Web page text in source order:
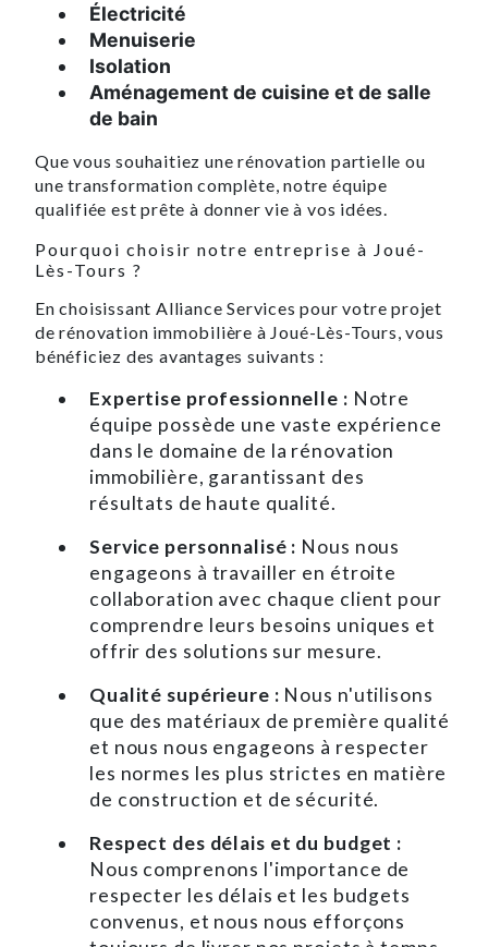
Électricité
Menuiserie
Isolation
Aménagement de cuisine et de salle
de bain
Que vous souhaitiez une rénovation partielle ou
une transformation complète, notre équipe
qualifiée est prête à donner vie à vos idées.
Pourquoi choisir notre entreprise à Joué-
Lès-Tours ?
En choisissant Alliance Services pour votre projet
de rénovation immobilière à Joué-Lès-Tours, vous
bénéficiez des avantages suivants :
Expertise professionnelle : Notre
équipe possède une vaste expérience
dans le domaine de la rénovation
immobilière, garantissant des
résultats de haute qualité.
Service personnalisé : Nous nous
engageons à travailler en étroite
collaboration avec chaque client pour
comprendre leurs besoins uniques et
offrir des solutions sur mesure.
Qualité supérieure : Nous n'utilisons
que des matériaux de première qualité
et nous nous engageons à respecter
les normes les plus strictes en matière
de construction et de sécurité.
Respect des délais et du budget :
Nous comprenons l'importance de
respecter les délais et les budgets
convenus, et nous nous efforçons